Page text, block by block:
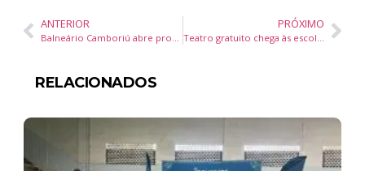
ANTERIOR
Balneário Camboriú abre programação do Junho Verde com ações de educação ambiental e plantio de 1,2 mil árvores nativas
PRÓXIMO
Teatro gratuito chega às escolas de Balneário Camboriú e aproxima crianças da cultura catarinense
RELACIONADOS